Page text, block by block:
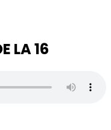
LA 16